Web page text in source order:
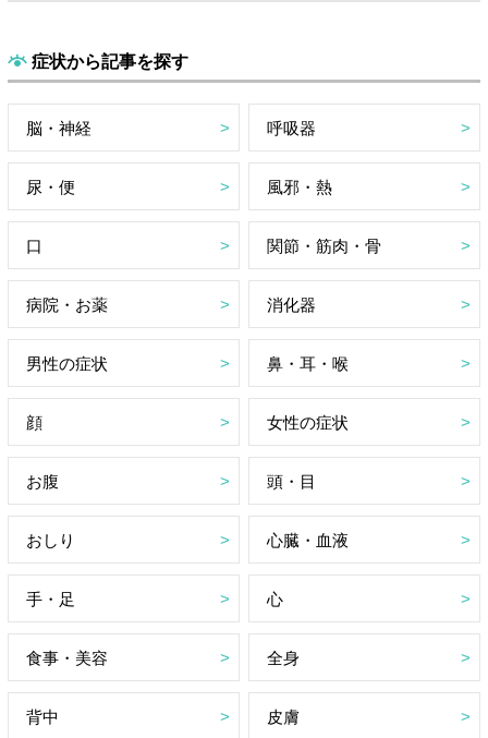
症状から記事を探す
脳・神経 呼吸器
尿・便 風邪・熱
口 関節・筋肉・骨
病院・お薬 消化器
男性の症状 鼻・耳・喉
顔 女性の症状
お腹 頭・目
おしり 心臓・血液
手・足 心
食事・美容 全身
背中 皮膚